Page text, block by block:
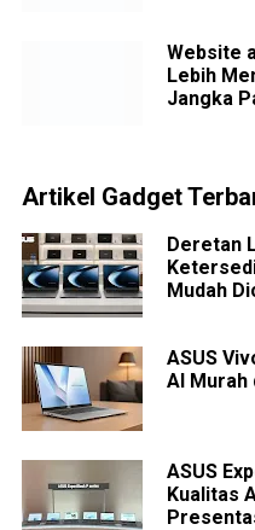
Website
Lebih
Jangka
Artikel Gadget
Deretan
Mudah
ASUS
AI Murah
ASUS
Kualitas